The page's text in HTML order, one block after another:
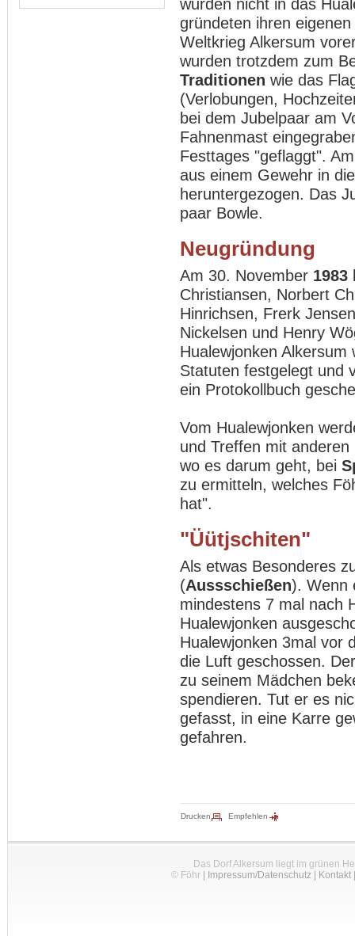
wurden nicht in das
gründeten ihren
Weltkrieg Alkersum
wurden trotzdem zum
Traditionen wie das
(Verlobungen,
bei dem Jubelpaar am
Fahnenmast
Festtages "geflaggt".
aus einem Gewehr in
heruntergezogen. Das
paar Bowle.
Neugründung
Am 30. November 1983
Christiansen, Norbert
Hinrichsen, Frerk
Nickelsen und Henry
Hualewjonken
Statuten festgelegt und
ein Protokollbuch
Vom Hualewjonken
und Treffen mit
wo es darum geht, bei
zu ermitteln, welches
hat".
"Üütjschiten"
Als etwas Besonderes
(Aussschießen). Wenn
mindestens 7 mal nach
Hualewjonken
Hualewjonken 3mal vor
die Luft geschossen.
zu seinem Mädchen
spendieren. Tut er es
gefasst, in eine Karre
gefahren.
Drucken Empfehlen
Das Dorf Alkersum liegt im grünen
© Föhr| Impressum/Datenschutz| Kontakt